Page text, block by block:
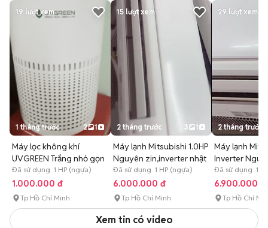
19 lượt xem
1 tháng trước 2 1
Máy lọc không khí
UVGREEN Trắng nhỏ gọn
Đã sử dụng 1 HP (ngựa)
1.000.000 đ
Tp Hồ Chí Minh
15lượt xem
2 tháng trước 3 1
Máy lạnh Mitsubishi 1.0HP
Nguyên zin,inverter nhật
Đã sử dụng 1 HP (ngựa)
6.000.000 đ
Tp Hồ Chí Minh
29 lượt xem
2 tháng trước
Máy lạnh
Inverter
Đã sử dụng 1.5
6.900.000 đ
Tp Hồ Chí
Xem tin có video